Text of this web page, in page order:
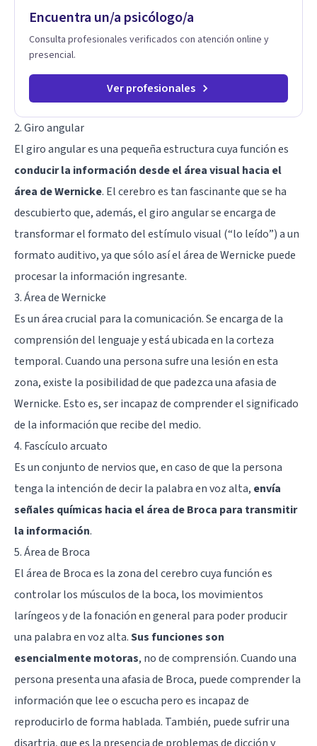
Encuentra un/a psicólogo/a
Consulta profesionales verificados con atención online y
presencial.
Ver profesionales
2. Giro angular
Elgiro angulares una pequeña estructura cuya función es
conducir la información desde el área visual hacia el
área de Wernicke. El cerebro es tan fascinante que se ha
descubierto que, además, el giro angular se encarga de
transformar el formato del estímulo visual (“lo leído”) a un
formato auditivo, ya que sólo así el área de Wernicke puede
procesar la información ingresante.
3. Área de Wernicke
Es un área crucial para la comunicación. Se encarga de la
comprensión del lenguaje y está ubicada en la corteza
temporal. Cuando una persona sufre una lesión en esta
zona, existe la posibilidad de que padezca una afasia de
Wernicke. Esto es, ser incapaz de comprender el significado
de la información que recibe del medio.
4. Fascículo arcuato
Es un conjunto de nervios que, en caso de que la persona
tenga la intención de decir la palabra en voz alta, envía
señales químicas hacia el área de Broca para transmitir
la información.
5. Área de Broca
Elárea de Brocaes la zona del cerebro cuya función es
controlar los músculos de la boca, los movimientos
laríngeos y de la fonación en general para poder producir
una palabra en voz alta.Sus funciones son
esencialmente motoras, no de comprensión. Cuando una
persona presenta una afasia de Broca, puede comprender la
información que lee o escucha pero es incapaz de
reproducirlo de forma hablada. También, puede sufrir una